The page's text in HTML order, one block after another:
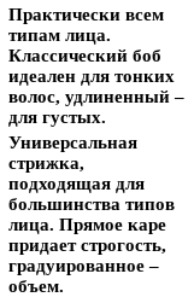
Практически всем
типам лица.
Классический боб
идеален для тонких
волос, удлиненный –
для густых.
Универсальная
стрижка,
подходящая для
большинства типов
лица. Прямое каре
придает строгость,
градуированное –
объем.